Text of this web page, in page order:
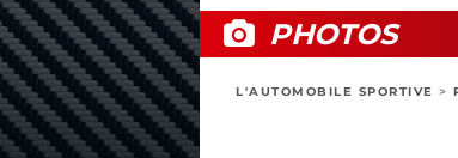
PHOTOS
L'AUTOMOBILE SPORTIVE >